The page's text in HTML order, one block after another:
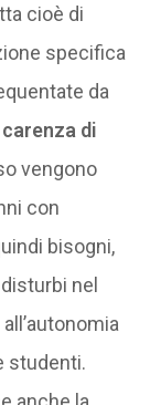
cioè di
specifica
da
carenza di
vengono
con
bisogni,
nel
studenti.